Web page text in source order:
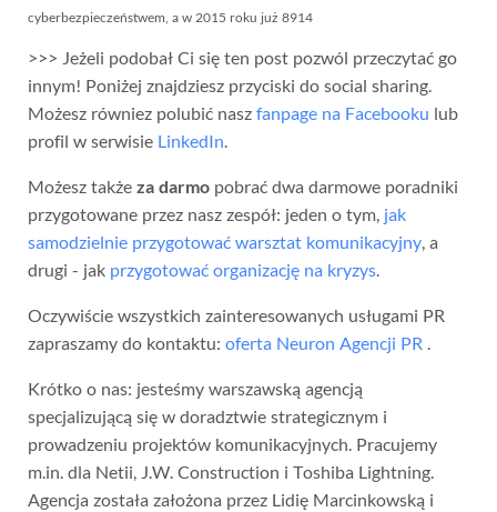
cyberbezpieczeństwem, a w 2015 roku już 8914
>>> Jeżeli podobał Ci się ten post pozwól przeczytać go
innym! Poniżej znajdziesz przyciski do social sharing.
Możesz równiez polubić nasz fanpage na Facebooku lub
profil w serwisie LinkedIn.
Możesz także za darmo pobrać dwa darmowe poradniki
przygotowane przez nasz zespół: jeden o tym, jak
samodzielnie przygotować warsztat komunikacyjny, a
drugi - jak przygotować organizację na kryzys.
Oczywiście wszystkich zainteresowanych usługami PR
zapraszamy do kontaktu: oferta Neuron Agencji PR .
Krótko o nas: jesteśmy warszawską agencją
specjalizującą się w doradztwie strategicznym i
prowadzeniu projektów komunikacyjnych. Pracujemy
m.in. dla Netii, J.W. Construction i Toshiba Lightning.
Agencja została założona przez Lidię Marcinkowską i